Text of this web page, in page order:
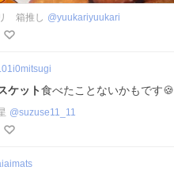
箱推し @yuukariyuukari
ケット食べたことないかもです🍪
@suzuse11_11